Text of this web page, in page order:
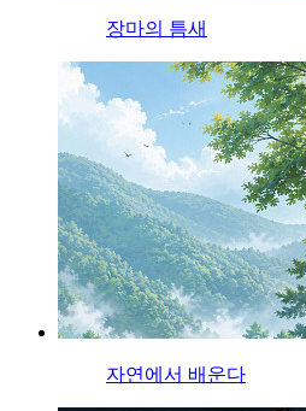
장마의 틈새
자연에서 배운다